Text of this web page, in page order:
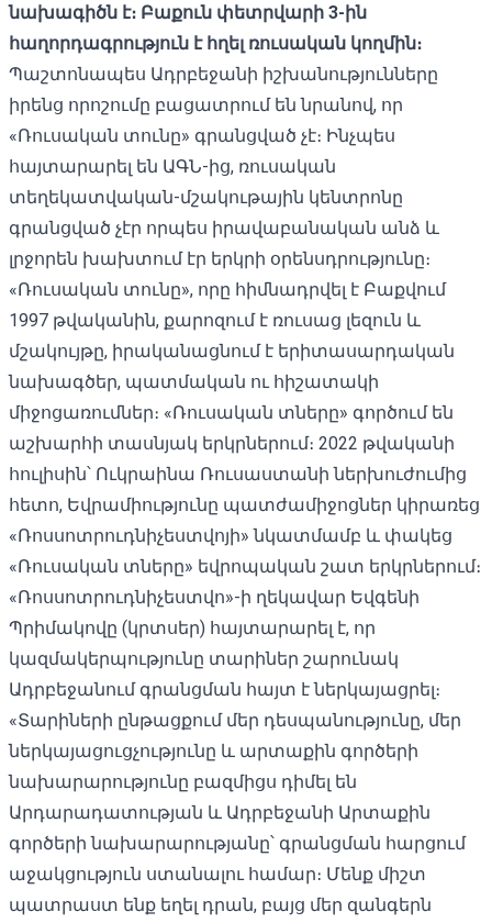
նախագիծն է։ Բաքուն փետրվարի 3-ին
հաղորդագրություն է հղել ռուսական կողմին։
Պաշտոնապես Ադրբեջանի իշխանությունները
իրենց որոշումը բացատրում են նրանով, որ
«Ռուսական տունը» գրանցված չէ։ Ինչպես
հայտարարել են ԱԳՆ-ից, ռուսական
տեղեկատվական-մշակութային կենտրոնը
գրանցված չէր որպես իրավաբանական անձ և
լրջորեն խախտում էր երկրի օրենսդրությունը։
«Ռուսական տունը», որը հիմնադրվել է Բաքվում
1997 թվականին, քարոզում է ռուսաց լեզուն և
մշակույթը, իրականացնում է երիտասարդական
նախագծեր, պատմական ու հիշատակի
միջոցառումներ։ «Ռուսական տները» գործում են
աշխարհի տասնյակ երկրներում։ 2022 թվականի
հուլիսին՝ Ուկրաինա Ռուսաստանի ներխուժումից
հետո, Եվրամիությունը պատժամիջոցներ կիրառեց
«Ռոսսոտրուդնիչեստվոյի» նկատմամբ և փակեց
«Ռուսական տները» եվրոպական շատ երկրներում։
«Ռոսսոտրուդնիչեստվո»-ի ղեկավար Եվգենի
Պրիմակովը (կրտսեր) հայտարարել է, որ
կազմակերպությունը տարիներ շարունակ
Ադրբեջանում գրանցման հայտ է ներկայացրել։
«Տարիների ընթացքում մեր դեսպանությունը, մեր
ներկայացուցչությունը և արտաքին գործերի
նախարարությունը բազմիցս դիմել են
Արդարադատության և Ադրբեջանի Արտաքին
գործերի նախարարությանը՝ գրանցման հարցում
աջակցություն ստանալու համար։ Մենք միշտ
պատրաստ ենք եղել դրան, բայց մեր զանգերն